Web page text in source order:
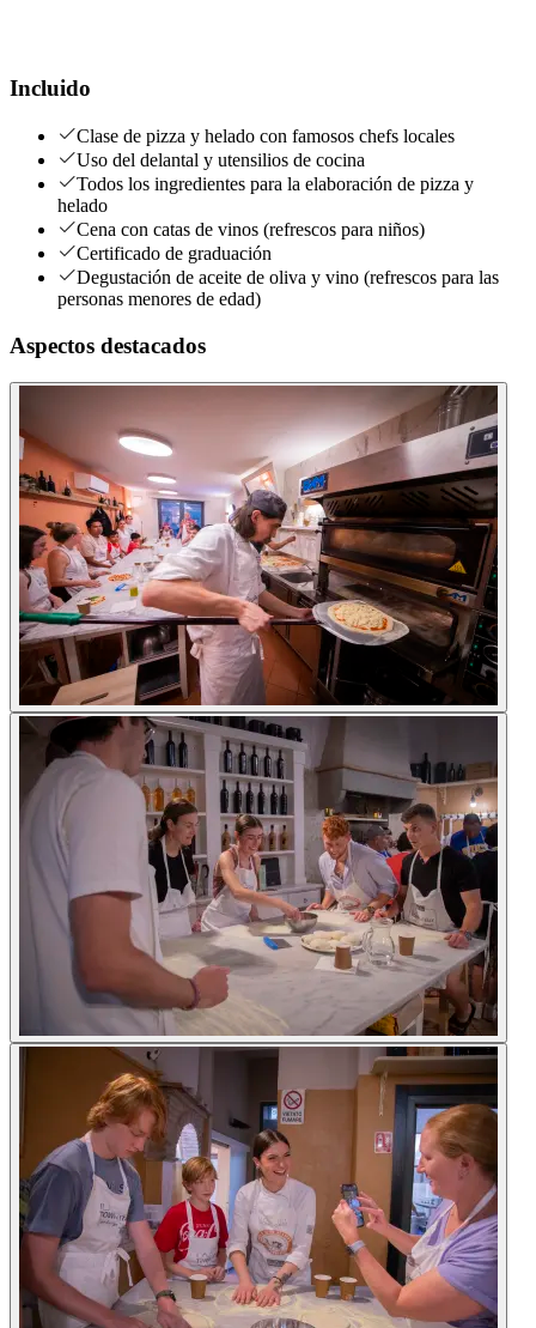
Incluido
Clase de pizza y helado con famosos chefs locales
Uso del delantal y utensilios de cocina
Todos los ingredientes para la elaboración de pizza y
helado
Cena con catas de vinos (refrescos para niños)
Certificado de graduación
Degustación de aceite de oliva y vino (refrescos para las
personas menores de edad)
Aspectos destacados